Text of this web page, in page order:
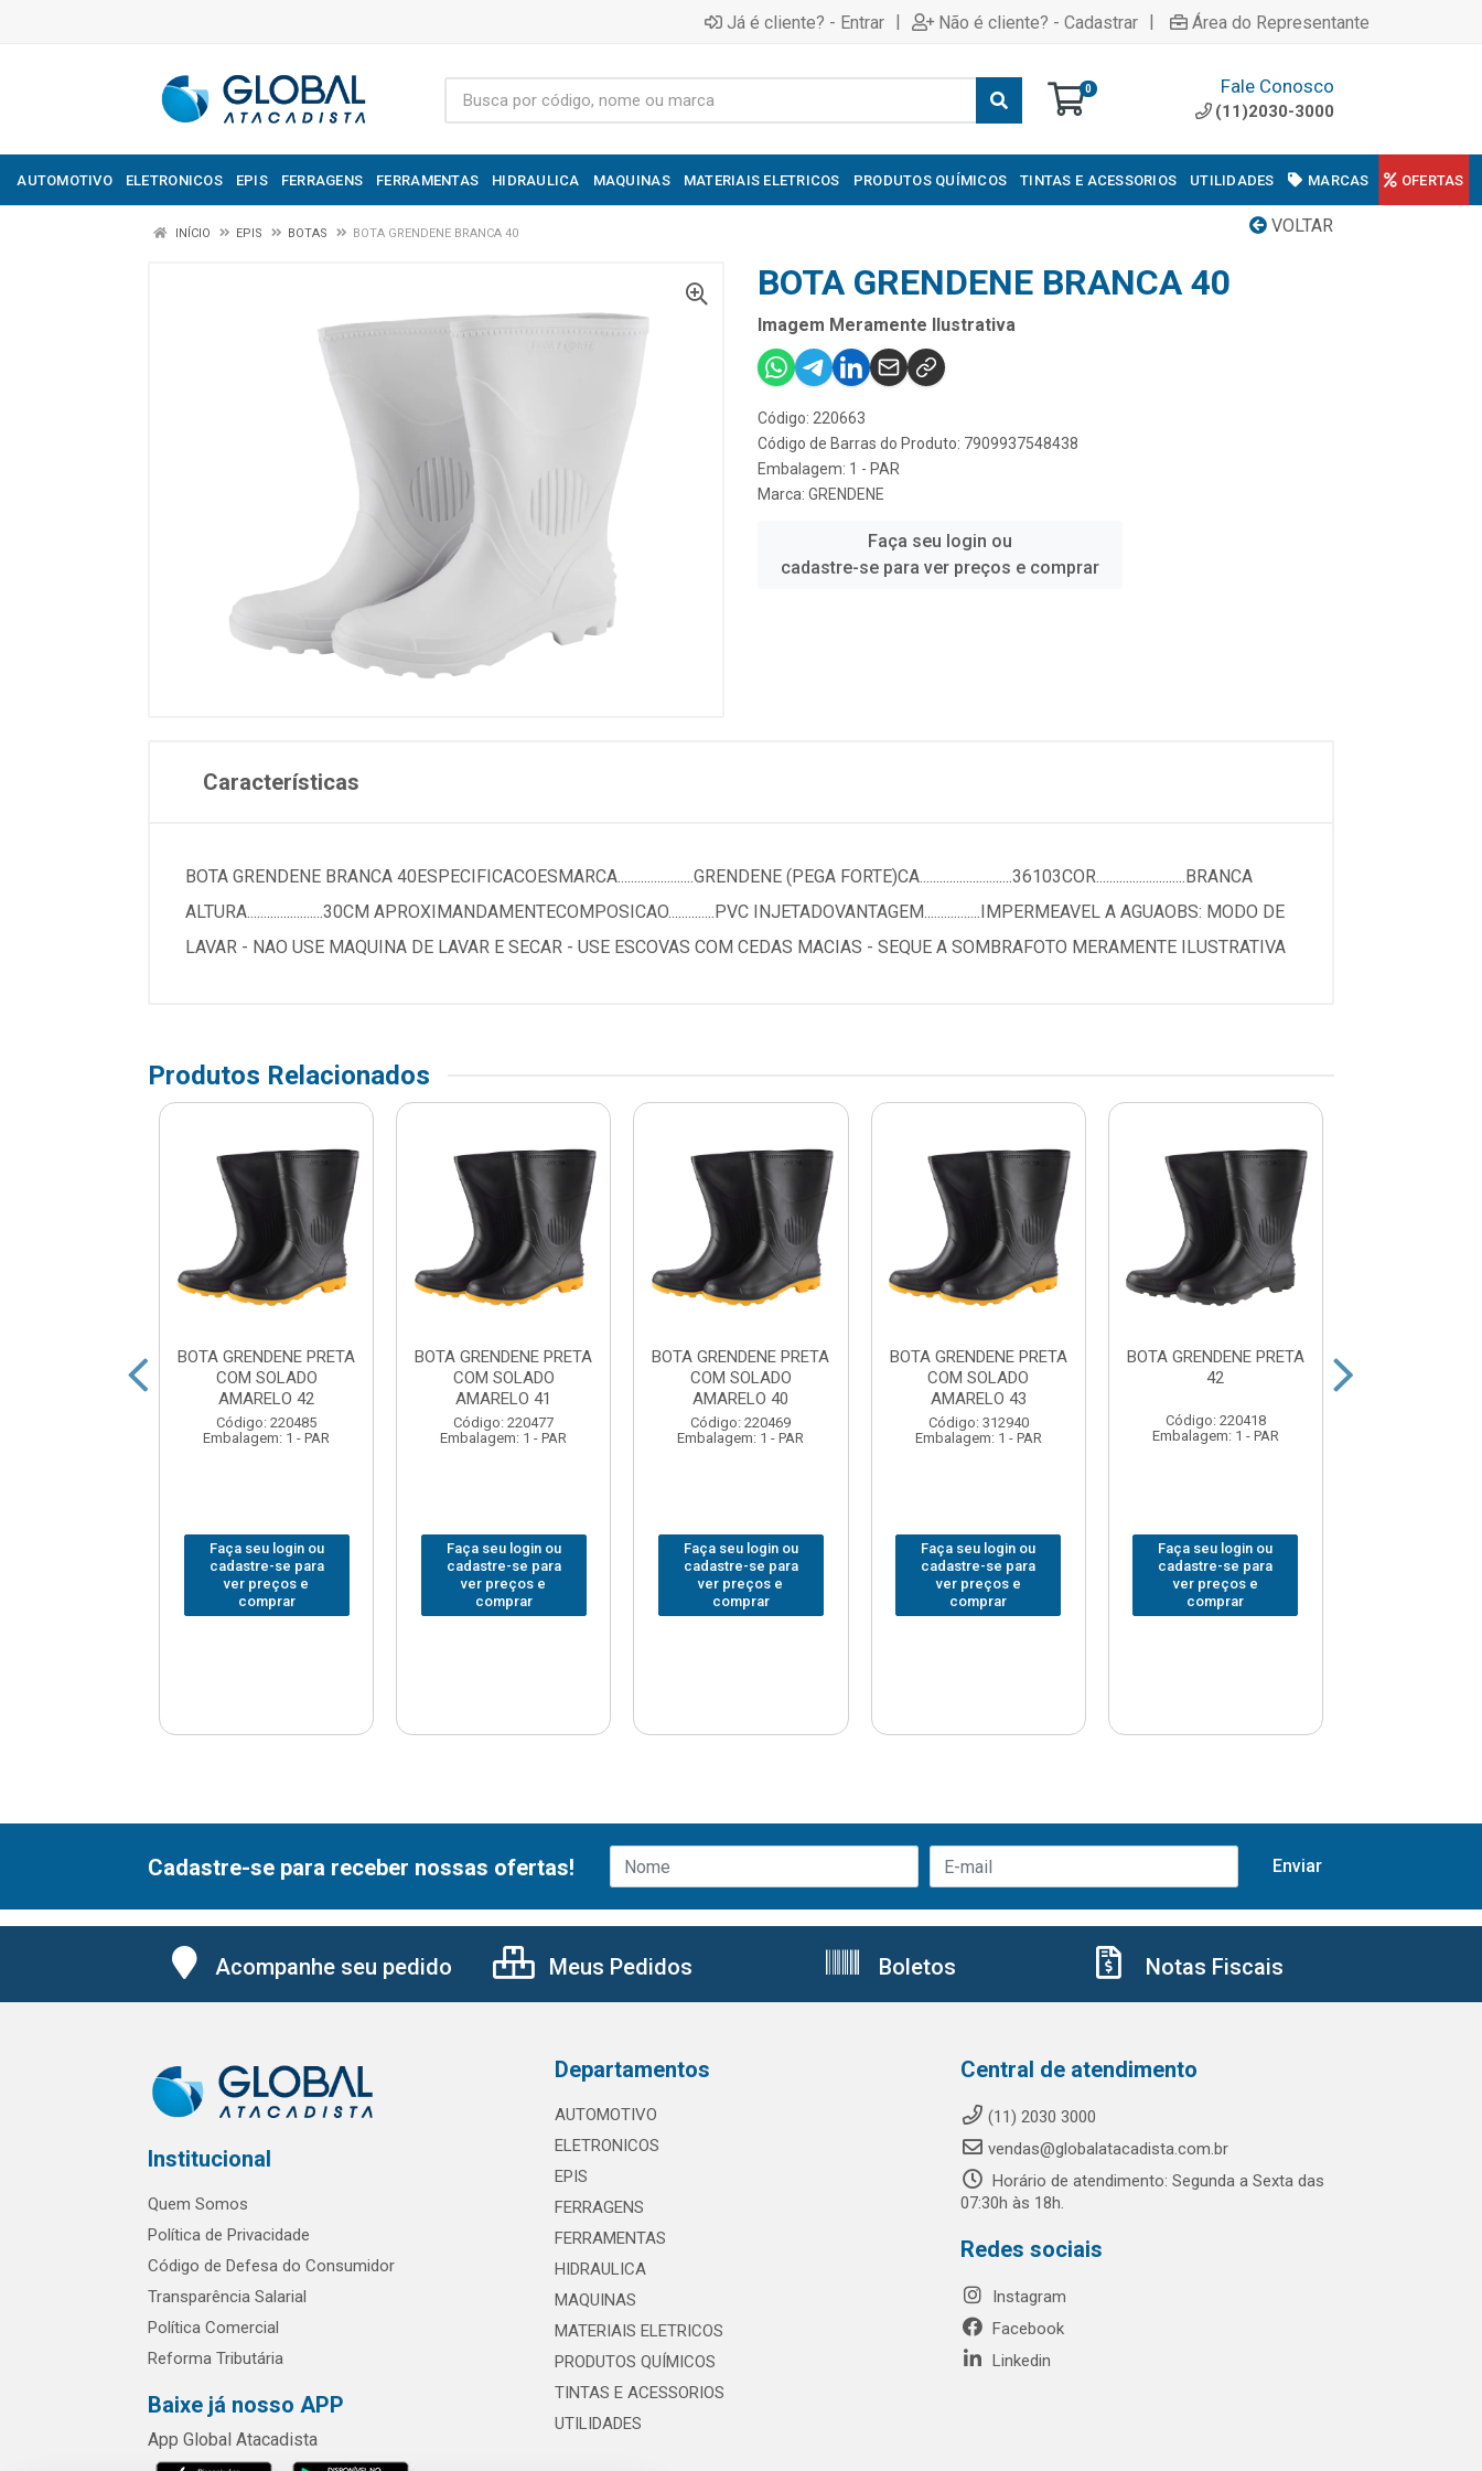
Já é cliente? - Entrar | Não é cliente? - Cadastrar | Área do Representante
0 Fale Conosco
(11)2030-3000
AUTOMOTIVO ELETRONICOS EPIS FERRAGENS FERRAMENTAS HIDRAULICA MAQUINAS MATERIAIS ELETRICOS PRODUTOS QUÍMICOS TINTAS E ACESSORIOS UTILIDADES MARCAS OFERTAS
VOLTAR
INÍCIO EPIS BOTAS BOTA GRENDENE BRANCA 40
BOTA GRENDENE BRANCA 40
Imagem Meramente Ilustrativa
Código: 220663
Código de Barras do Produto: 7909937548438
Embalagem: 1 - PAR
Marca: GRENDENE
Faça seu login ou
cadastre-se para ver preços e comprar
Características
BOTA GRENDENE BRANCA 40ESPECIFICACOESMARCA.......................GRENDENE (PEGA FORTE)CA............................36103COR...........................BRANCA
ALTURA.......................30CM APROXIMANDAMENTECOMPOSICAO..............PVC INJETADOVANTAGEM.................IMPERMEAVEL A AGUAOBS: MODO DE
LAVAR - NAO USE MAQUINA DE LAVAR E SECAR - USE ESCOVAS COM CEDAS MACIAS - SEQUE A SOMBRAFOTO MERAMENTE ILUSTRATIVA
Produtos Relacionados
BOTA GRENDENE PRETA
COM SOLADO
AMARELO 42
Código: 220485
Embalagem: 1 - PAR
Faça seu login ou
cadastre-se para
ver preços e
comprar
BOTA GRENDENE PRETA
COM SOLADO
AMARELO 41
Código: 220477
Embalagem: 1 - PAR
Faça seu login ou
cadastre-se para
ver preços e
comprar
BOTA GRENDENE PRETA
COM SOLADO
AMARELO 40
Código: 220469
Embalagem: 1 - PAR
Faça seu login ou
cadastre-se para
ver preços e
comprar
BOTA GRENDENE PRETA
COM SOLADO
AMARELO 43
Código: 312940
Embalagem: 1 - PAR
Faça seu login ou
cadastre-se para
ver preços e
comprar
BOTA GRENDENE PRETA
42
Código: 220418
Embalagem: 1 - PAR
Faça seu login ou
cadastre-se para
ver preços e
comprar
Cadastre-se para receber nossas ofertas!
Acompanhe seu pedido Meus Pedidos Boletos Notas Fiscais
Institucional
Quem Somos
Política de Privacidade
Código de Defesa do Consumidor
Transparência Salarial
Política Comercial
Reforma Tributária
Baixe já nosso APP
App Global Atacadista
Departamentos
AUTOMOTIVO
ELETRONICOS
EPIS
FERRAGENS
FERRAMENTAS
HIDRAULICA
MAQUINAS
MATERIAIS ELETRICOS
PRODUTOS QUÍMICOS
TINTAS E ACESSORIOS
UTILIDADES
Central de atendimento
(11) 2030 3000
vendas@globalatacadista.com.br
Horário de atendimento: Segunda a Sexta das
07:30h às 18h.
Redes sociais
Instagram
Facebook
Linkedin